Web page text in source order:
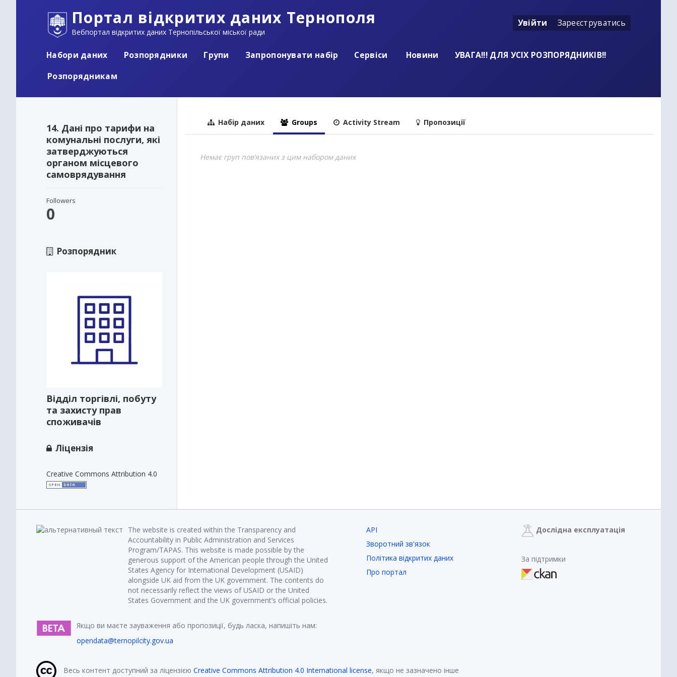
Портал відкритих даних Тернополя
Вебпортал відкритих даних Тернопільської міської ради
Увійти Зареєструватись
Набори даних Розпорядники Групи Запропонувати набір Сервіси Новини
УВАГА!!! ДЛЯ УСІХ РОЗПОРЯДНИКІВ!!
Розпорядникам
14. Дані про тарифи на
комунальні послуги, які
затверджуються
органом місцевого
самоврядування
Followers
0
Розпорядник
Відділ торгівлі, побуту
та захисту прав
споживачів
Ліцензія
Creative Commons Attribution 4.0
Набір даних Groups Activity Stream Пропозиції
Немає груп пов’язаних з цим набором даних
The website is created within the Transparency and
Accountability in Public Administration and Services
Program/TAPAS. This website is made possible by the
generous support of the American people through the United
States Agency for International Development (USAID)
alongside UK aid from the UK government. The contents do
not necessarily reflect the views of USAID or the United
States Government and the UK government’s official policies.
Якщо ви маєте зауваження або пропозиції, будь ласка, напишіть нам:
opendata@ternopilcity.gov.ua
API
Зворотний зв'язок
Політика відкритих даних
Про портал
Дослідна експлуатація
За підтримки
Весь контент доступний за ліцензією Creative Commons Attribution 4.0 International license, якщо не зазначено інше